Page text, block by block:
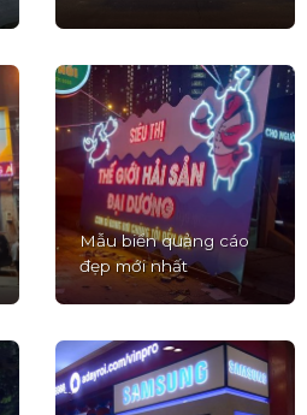
Mẫu biển quảng cáo
đẹp mới nhất